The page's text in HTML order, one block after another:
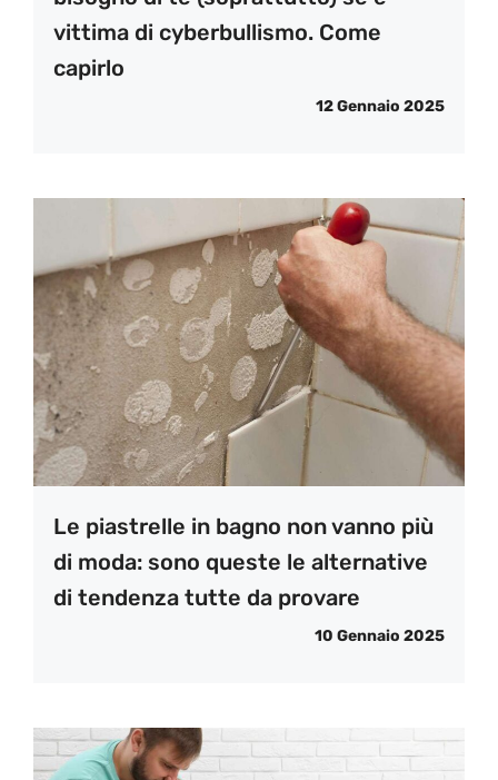
vittima di cyberbullismo. Come
capirlo
12 Gennaio 2025
Le piastrelle in bagno non vanno più
di moda: sono queste le alternative
di tendenza tutte da provare
10 Gennaio 2025